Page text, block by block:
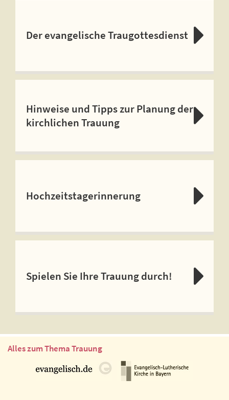
Der evangelische Traugottesdienst
Hinweise und Tipps zur Planung der
kirchlichen Trauung
Hochzeitstagerinnerung
Spielen Sie Ihre Trauung durch!
Alles zum Thema Trauung